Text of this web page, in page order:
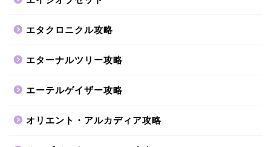
エタクロニクル攻略
エターナルツリー攻略
エーテルゲイザー攻略
オリエント・アルカディア攻略